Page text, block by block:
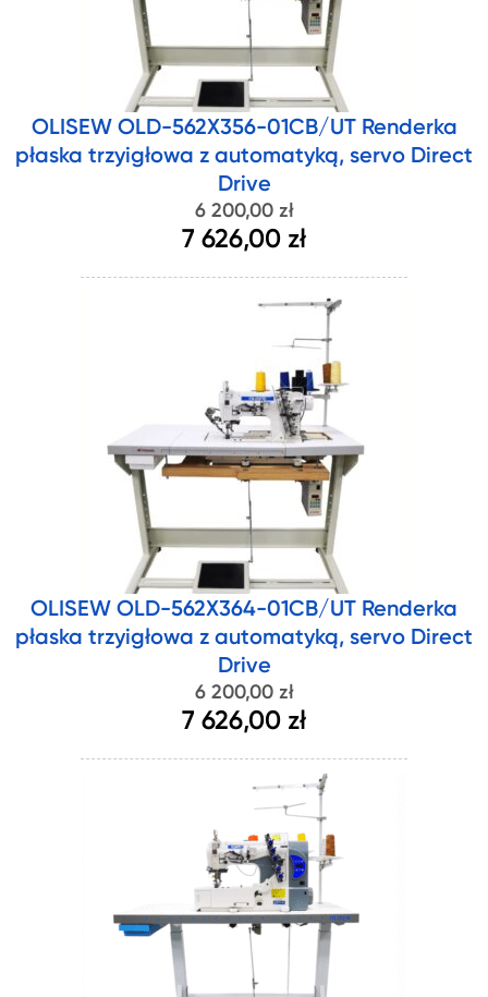
OLISEW OLD-562X356-01CB/UT Renderka
płaska trzyigłowa z automatyką, servo Direct
Drive
6 200,00 zł
7 626,00 zł
OLISEW OLD-562X364-01CB/UT Renderka
płaska trzyigłowa z automatyką, servo Direct
Drive
6 200,00 zł
7 626,00 zł